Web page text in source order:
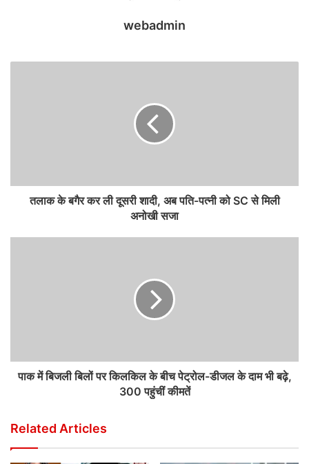
webadmin
तलाक के बगैर कर ली दूसरी शादी, अब पति-पत्नी को SC से मिली
अनोखी सजा
पाक में बिजली बिलों पर किलकिल के बीच पेट्रोल-डीजल के दाम भी बढ़े,
300 पहुंचीं कीमतें
Related Articles